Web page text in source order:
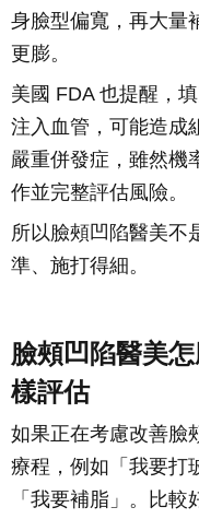
身臉型偏寬，再大量
更膨。
美國 FDA 也提醒，
注入血管，可能造成
嚴重併發症，雖然機
作並完整評估風險。
所以臉頰凹陷醫美不
準、施打得細。
臉頰凹陷醫美
樣評估
如果正在考慮改善臉
療程，例如「我要打
「我要補脂」。比